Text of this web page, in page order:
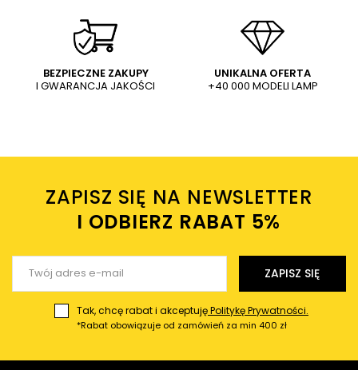
kinkiet biały
149,00 PLN 120,54 PLN
czarny
149,00 PLN 120,54 PLN
Dodaj własne zdjęcie produktu:
Twoje imię
Twój email
BEZPIECZNE ZAKUPY
I GWARANCJA JAKOŚCI
UNIKALNA OFERTA
+40 000 MODELI LAMP
ZAPISZ SIĘ NA NEWSLETTER
I ODBIERZ RABAT 5%ㅤ
ZAPISZ SIĘ
Tak, chcę rabat i akceptujęPolitykę Prywatności.
*Rabat obowiązuje od zamówień za min 400 zł